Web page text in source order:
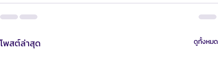
โพสต์ล่าสุด ดูทั้งหมด